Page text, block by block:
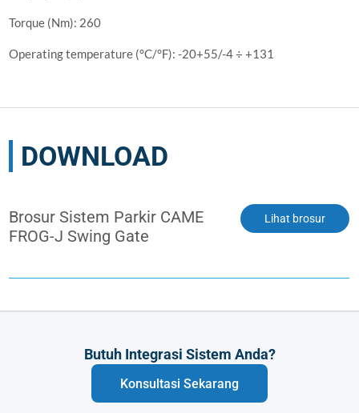
Torque (Nm): 260
Operating temperature (°C/°F): -20+55/-4 ÷ +131
DOWNLOAD
Brosur Sistem Parkir CAME
FROG-J Swing Gate
Lihat brosur
Butuh Integrasi Sistem Anda?
Konsultasi Sekarang